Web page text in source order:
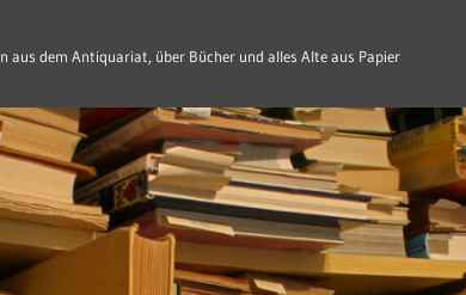
aus dem Antiquariat, über Bücher und alles Alte aus Papier